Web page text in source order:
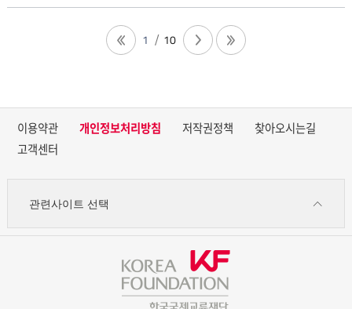
1 10
이용약관 개인정보처리방침 저작권정책
찾아오시는길
고객센터
관련사이트 선택